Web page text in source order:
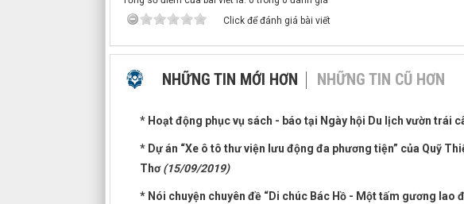
Click để đánh giá bài viết
NHỮNG TIN MỚI HƠN NHỮNG TIN CŨ HƠN
* Hoạt động phục vụ sách - báo tại Ngày hội Du lịch vườn trái
* Dự án “Xe ô tô thư viện lưu động đa phương tiện” của Quỹ
Thơ(15/09/2019)
* Nói chuyện chuyên đề “Di chúc Bác Hồ - Một tấm gương lao